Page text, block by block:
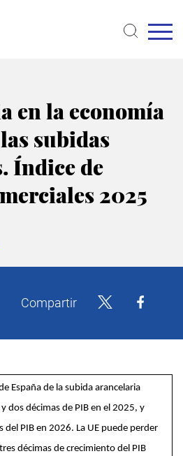
en la economía
subidas
Índice de
2025
Compartir
España de la subida arancelaria
dos décimas de PIB en el 2025, y
del PIB en 2026. La UE puede perder
décimas de crecimiento del PIB